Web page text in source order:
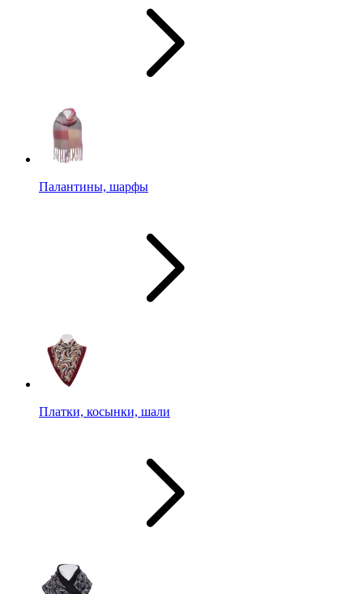
Палантины, шарфы
Платки, косынки, шали